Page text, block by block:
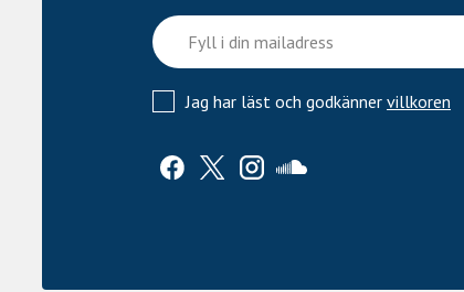
Jag har läst och godkänner villkoren